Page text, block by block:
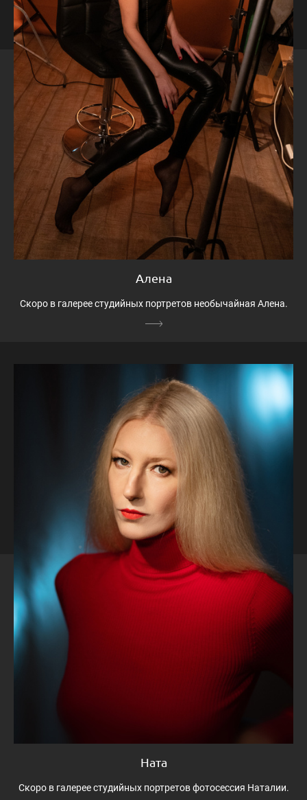
Алена
Скоро в галерее студийных портретов необычайная Алена.
Ната
Скоро в галерее студийных портретов фотосессия Наталии.